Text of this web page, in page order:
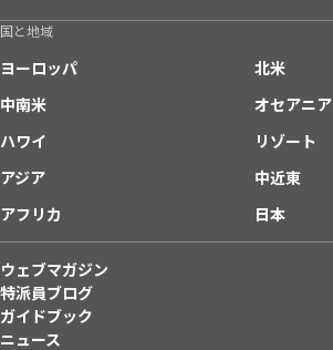
国と地域
ヨーロッパ
北米
中南米
オセアニア
ハワイ
リゾート
アジア
中近東
アフリカ
日本
ウェブマガジン
特派員ブログ
ガイドブック
ニュース